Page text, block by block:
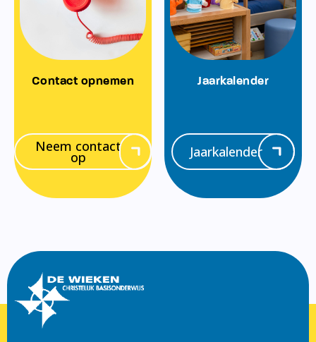
Contact opnemen
Neem contact
op
Jaarkalender
Jaarkalender